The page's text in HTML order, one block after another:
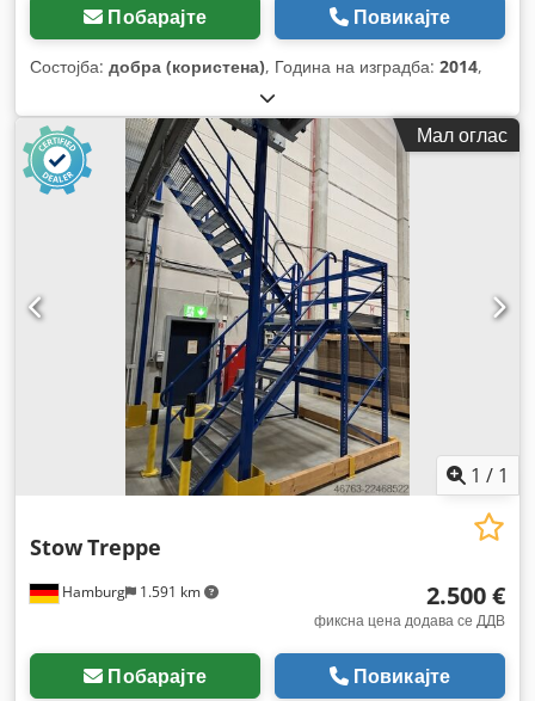
Побарајте Повикајте
Состојба: добра (користена), Година на изградба: 2014,
Мал оглас
1 / 1
Hamburg 1.591 km
StowTreppe
2.500 €
фиксна цена додава се ДДВ
Побарајте Повикајте